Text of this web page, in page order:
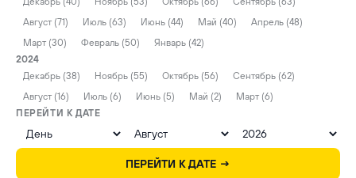
Август (71)
Июль (63) Июнь (44) Май (40)
Апрель (48)
Март (30)
Февраль (50)
Январь (42)
2024
Декабрь (38)
Ноябрь (55) Октябрь (56)
Сентябрь (62)
Август (16)
Июль (6) Июнь (5) Май (2)
Март (6)
ПЕРЕЙТИ К ДАТЕ
ПЕРЕЙТИ К ДАТЕ →